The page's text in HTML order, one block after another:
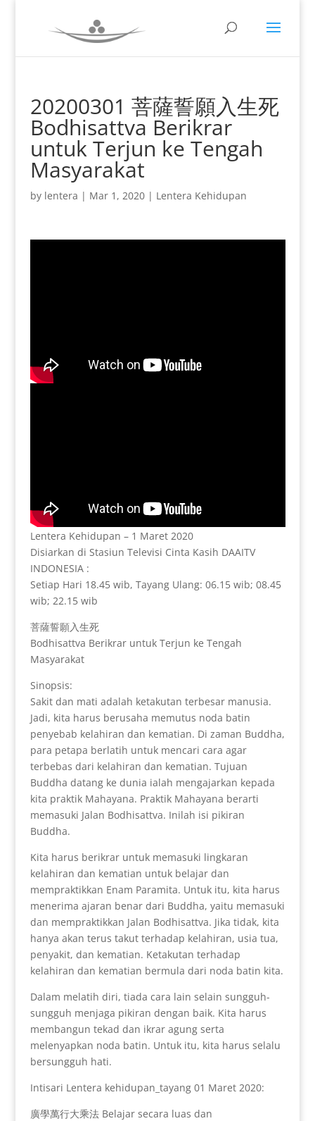
20200301 菩薩誓願入生死
Bodhisattva Berikrar
untuk Terjun ke Tengah
Masyarakat
by lentera | Mar 1, 2020| Lentera Kehidupan
Lentera Kehidupan – 1 Maret 2020
Disiarkan di Stasiun Televisi Cinta Kasih DAAITV
INDONESIA :
Setiap Hari 18.45 wib, Tayang Ulang: 06.15 wib; 08.45
wib; 22.15 wib
菩薩誓願入生死
Bodhisattva Berikrar untuk Terjun ke Tengah
Masyarakat
Sinopsis:
Sakit dan mati adalah ketakutan terbesar manusia.
Jadi, kita harus berusaha memutus noda batin
penyebab kelahiran dan kematian. Di zaman Buddha,
para petapa berlatih untuk mencari cara agar
terbebas dari kelahiran dan kematian. Tujuan
Buddha datang ke dunia ialah mengajarkan kepada
kita praktik Mahayana. Praktik Mahayana berarti
memasuki Jalan Bodhisattva. Inilah isi pikiran
Buddha.
Kita harus berikrar untuk memasuki lingkaran
kelahiran dan kematian untuk belajar dan
mempraktikkan Enam Paramita. Untuk itu, kita harus
menerima ajaran benar dari Buddha, yaitu memasuki
dan mempraktikkan Jalan Bodhisattva. Jika tidak, kita
hanya akan terus takut terhadap kelahiran, usia tua,
penyakit, dan kematian. Ketakutan terhadap
kelahiran dan kematian bermula dari noda batin kita.
Dalam melatih diri, tiada cara lain selain sungguh-
sungguh menjaga pikiran dengan baik. Kita harus
membangun tekad dan ikrar agung serta
melenyapkan noda batin. Untuk itu, kita harus selalu
bersungguh hati.
Intisari Lentera kehidupan_tayang 01 Maret 2020:
廣學萬行大乘法 Belajar secara luas dan